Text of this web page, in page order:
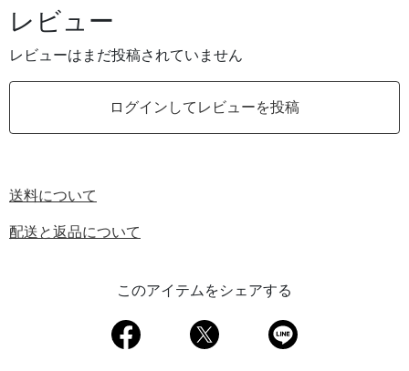
レビュー
レビューはまだ投稿されていません
ログインしてレビューを投稿
送料について
配送と返品について
このアイテムをシェアする